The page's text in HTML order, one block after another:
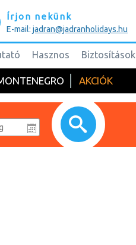
Írjon nekünk
E-mail: jadran@jadranholidays.hu
Hasznos Biztosítások
AKCIÓK